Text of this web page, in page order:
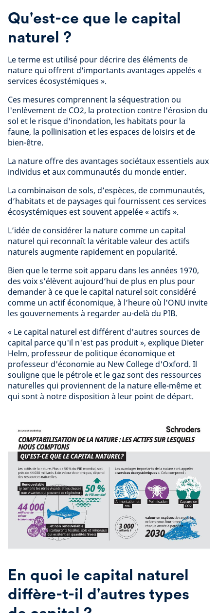
Qu'est-ce que le capital
naturel ?
Le terme est utilisé pour décrire des éléments de
nature qui offrent d'importants avantages appelés «
services écosystémiques ».
Ces mesures comprennent la séquestration ou
l'enlèvement de CO2, la protection contre l'érosion du
sol et le risque d'inondation, les habitats pour la
faune, la pollinisation et les espaces de loisirs et de
bien-être.
La nature offre des avantages sociétaux essentiels aux
individus et aux communautés du monde entier.
La combinaison de sols, d’espèces, de communautés,
d’habitats et de paysages qui fournissent ces services
écosystémiques est souvent appelée « actifs ».
L’idée de considérer la nature comme un capital
naturel qui reconnaît la véritable valeur des actifs
naturels augmente rapidement en popularité.
Bien que le terme soit apparu dans les années 1970,
des voix s’élèvent aujourd’hui de plus en plus pour
demander à ce que le capital naturel soit considéré
comme un actif économique, à l’heure où l’ONU invite
les gouvernements à regarder au-delà du PIB.
« Le capital naturel est différent d'autres sources de
capital parce qu'il n'est pas produit », explique Dieter
Helm, professeur de politique économique et
professeur d'économie au New College d'Oxford. Il
souligne que le pétrole et le gaz sont des ressources
naturelles qui proviennent de la nature elle-même et
qui sont à notre disposition à leur point de départ.
En quoi le capital naturel
diffère-t-il d'autres types